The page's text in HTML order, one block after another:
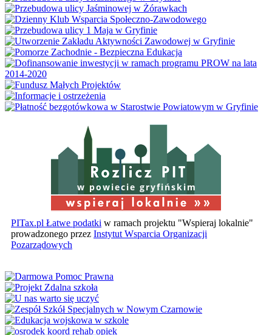
w powiecie gryfińskim
PITax.pl Łatwe podatki w ramach projektu "Wspieraj lokalnie"
prowadzonego przez Instytut Wsparcia Organizacji
Pozarządowych